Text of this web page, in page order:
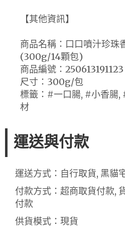
【其他資訊】
商品名稱：口口噴汁珍珠
(300g/14顆包)
商品編號：250613191123
尺寸：300g/包
標籤：#一口腸, #小香腸,
材
運送與付款
運送方式：自行取貨, 黑貓
付款方式：超商取貨付款,
付款
供貨模式：現貨